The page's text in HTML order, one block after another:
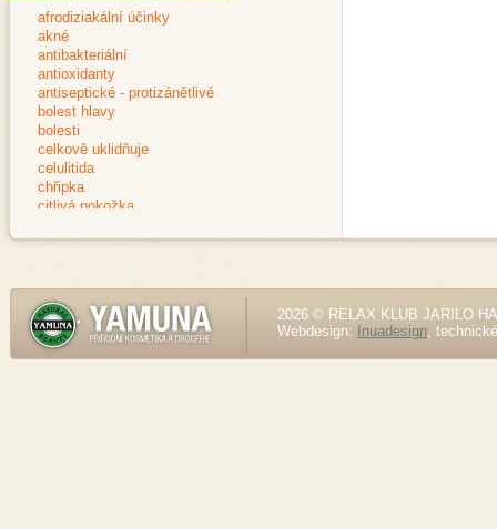
2026 © RELAX KLUB JARILO
Webdesign:
Inuadesign,